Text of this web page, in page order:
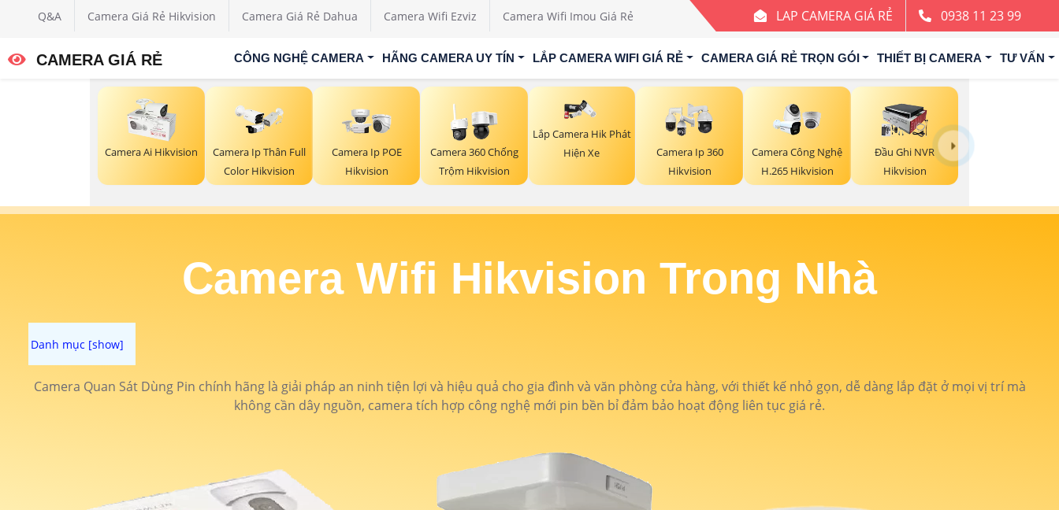
Q&A Camera Giá Rẻ Hikvision Camera Giá Rẻ Dahua Camera Wifi Ezviz Camera Wifi Imou Giá Rẻ LAP CAMERA GIÁ RẺ 0938 11 23 99
CAMERA GIÁ RẺ CÔNG NGHỆ CAMERA HÃNG CAMERA UY TÍN LẮP CAMERA WIFI GIÁ RẺ CAMERA GIÁ RẺ TRỌN GÓI THIẾT BỊ CAMERA TƯ VẤN
Camera Ai Hikvision
Camera Ip Thân Full
Color Hikvision
Camera Ip POE
Hikvision
Camera 360 Chống
Trộm Hikvision
Lắp Camera Hik Phát
Hiện Xe
Camera Ip 360
Hikvision
Camera Công Nghệ
H.265 Hikvision
Đầu Ghi NVR
Hikvision
Camera Wifi Hikvision Trong Nhà
Camera Quan Sát Dùng Pin chính hãng là giải pháp an ninh tiện lợi và hiệu quả cho gia đình và văn phòng cửa hàng, với thiết kế nhỏ gọn, dễ dàng lắp đặt ở mọi vị trí mà
không cần dây nguồn, camera tích hợp công nghệ mới pin bền bỉ đảm bảo hoạt động liên tục giá rẻ.